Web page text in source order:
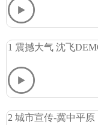
1 震撼大气 沈飞
2 城市宣传-冀中平原